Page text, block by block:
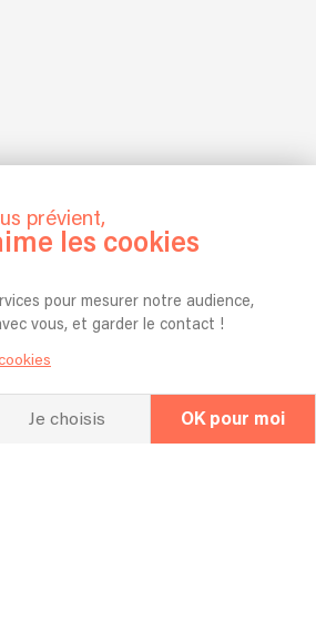
prévient,
les cookies
pour mesurer notre audience,
vous, et garder le contact !
Je choisis OK pour moi